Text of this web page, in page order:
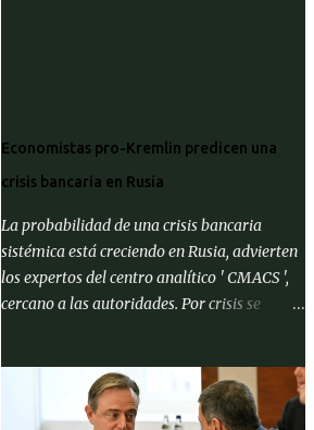
Economistas pro-Kremlin predicen una
crisis bancaria en Rusia
La probabilidad de una crisis bancaria
sistémica está creciendo en Rusia, advierten
los expertos del centro analítico ' CMACS ',
cercano a las autoridades. Por crisis se
activos problemáticos supere el 10% de los
activos del sistema bancario; "corrida